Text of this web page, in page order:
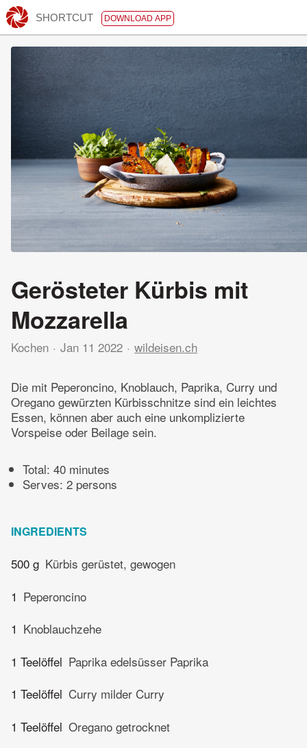
SHORTCUT DOWNLOAD APP
Gerösteter Kürbis mit
Mozzarella
Kochen Jan 11 2022 wildeisen.ch
Die mit Peperoncino, Knoblauch, Paprika, Curry und
Oregano gewürzten Kürbisschnitze sind ein leichtes
Essen, können aber auch eine unkomplizierte
Vorspeise oder Beilage sein.
Total: 40 minutes
Serves: 2 persons
INGREDIENTS
500 g Kürbis gerüstet, gewogen
1 Peperoncino
1 Knoblauchzehe
1 Teelöffel Paprika edelsüsser Paprika
1 Teelöffel Curry milder Curry
1 Teelöffel Oregano getrocknet